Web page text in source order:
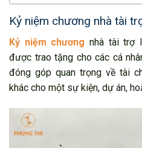
Kỷ niệm chương nhà tài
Kỷ niệm chương nhà tài trợ
được trao tặng cho các cá
đóng góp quan trọng về tài
khác cho một sự kiện, dự án,